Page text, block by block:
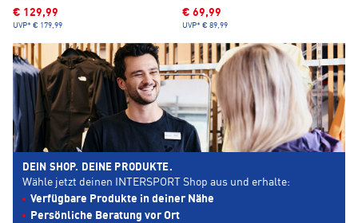
€ 129,99
UVP* € 179,99
€ 69,99
UVP* € 89,99
DEIN SHOP. DEINE PRODUKTE.
Wähle jetzt deinen INTERSPORT Shop aus und erhalte:
Verfügbare Produkte in deiner Nähe
Persönliche Beratung vor Ort